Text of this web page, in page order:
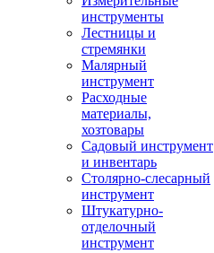
инструменты
Лестницы и
стремянки
Малярный
инструмент
Расходные
материалы,
хозтовары
Садовый инструмент
и инвентарь
Столярно-слесарный
инструмент
Штукатурно-
отделочный
инструмент